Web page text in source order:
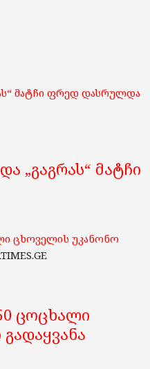
მატჩი ფრედ დასრულდა
„გაგრას“ მატჩი
ცხოველის უკანონო
ცოცხალი